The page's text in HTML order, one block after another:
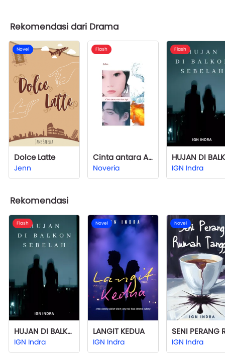
Rekomendasi dari Drama
Novel
Dolce Latte
Jenn
Flash
Cinta antara Air dan Api
Noveria
Flash
IGN Indra
Rekomendasi
Flash
HUJAN DI BALKON SEBELAH
IGN Indra
Novel
LANGIT KEDUA
IGN Indra
Novel
IGN Indra